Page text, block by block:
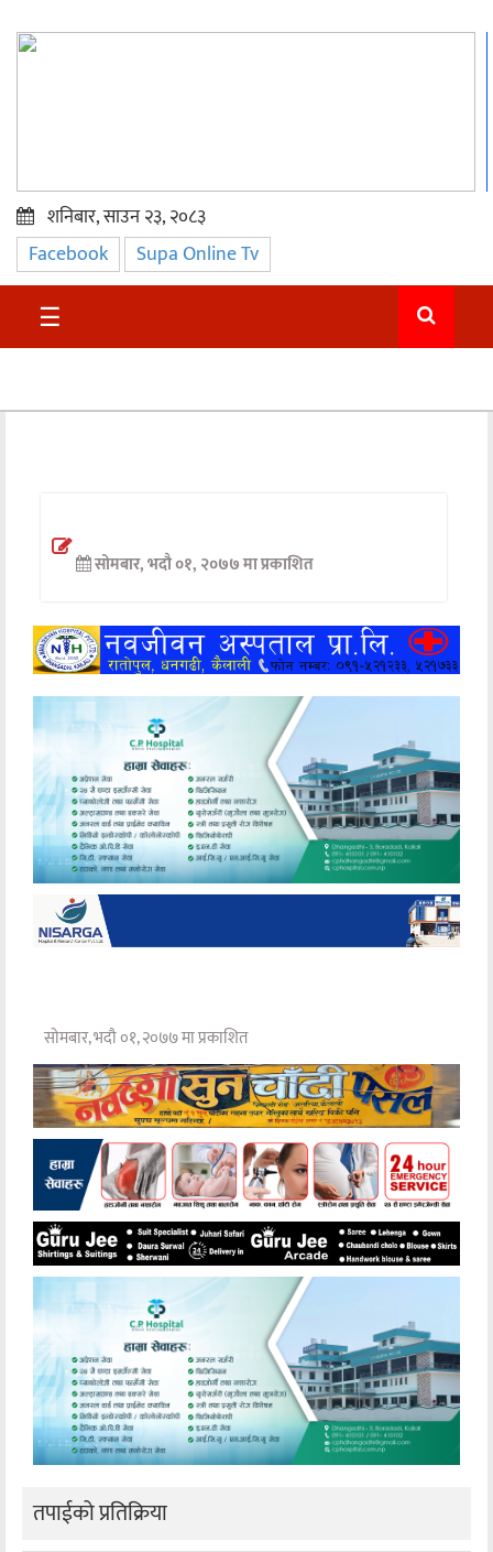
प्रमुख
समाचार
सुदुर
अन्तर्वार्ता
खेलकुद
मनोरञ्जन
अन्य
शनिबार, साउन २३, २०८३
Facebook Supa Online Tv
☰
सोमबार, भदौ ०१, २०७७ मा प्रकाशित
सोमबार, भदौ ०१, २०७७ मा प्रकाशित
तपाईको प्रतिक्रिया